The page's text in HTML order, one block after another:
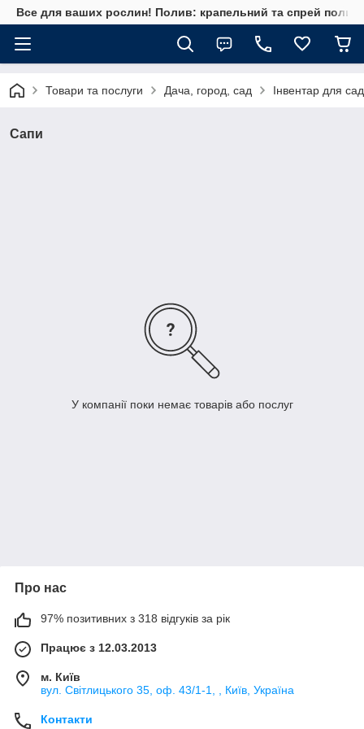
Все для ваших рослин! Полив: крапельний та спрей полив,
Товари та послуги Дача, город, сад Інвентар для
Сапи
У компанії поки немає товарів або послуг
Про нас
97% позитивних з 318 відгуків за рік
Працює з 12.03.2013
м. Київ
вул. Світлицького 35, оф. 43/1-1, , Київ, Україна
Контакти